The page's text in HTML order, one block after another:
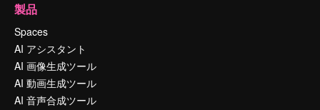
製品
Spaces
AI アシスタント
AI 画像生成ツール
AI 動画生成ツール
AI 音声合成ツール